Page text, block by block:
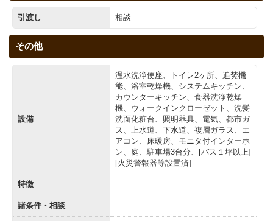
引渡し 相談
その他
設備
温水洗浄便座、トイレ2ヶ所、追焚機
能、浴室乾燥機、システムキッチン、
カウンターキッチン、食器洗浄乾燥
機、ウォークインクローゼット、洗髪
洗面化粧台、照明器具、電気、都市ガ
ス、上水道、下水道、複層ガラス、エ
アコン、床暖房、モニタ付インターホ
ン、庭、駐車場3台分、[バス１坪以上]
[火災警報器等設置済]
特徴
諸条件・相談